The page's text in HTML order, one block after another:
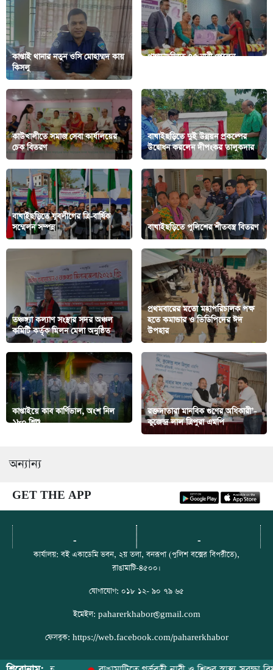
কাপ্তাই থানার নতুন ওসি মোহাম্মদ কায়
কিসলু
খাগড়াছড়িতে ৭৫ নারী পেলেন
কাউখালীতে সমাজ সেবা কার্যালয়ের
চেক বিতরণ
বাঘাইছড়িতে দুই উন্নয়ন প্রকল্পের
উদ্বোধন করলেন দীপংকর তালুকদার
বাঘাইছড়িতে যুবলীগের ত্রি-বার্ষিক
সম্মেলন সম্পন্ন
বাঘাইছড়িতে পুলিশের শীতবস্ত্র বিতরণ
তঞ্চঙ্গ্যা কল্যাণ সংস্থার সদর অঞ্চল
কমিটি কর্তৃক মিলন মেলা অনুষ্ঠিত
প্রথমবারের মতো মহাপরিচালক পক্ষ
হতে কমান্ডার ও ভিডিপিদের ঈদ
উপহার
কাপ্তাইয়ে কাব কার্ণিভাল, অংশ নিল
১৮০ শিশু
রক্তদাতারা মানবিক গুণের অধিকারী’-
কুজেন্দ্র লাল ত্রিপুরা এমপি
অন্যান্য
GET THE APP
- -
কার্যালয়: বই একাডেমি ভবন, ২য় তলা, বনরূপা (পুলিশ বক্সের বিপরীতে),
রাঙামাটি-৪৫০০।
যোগাযোগ: ০১৮ ১২- ৯০ ৭৯ ৬৫
ইমেইল: paharerkhabor@gmail.com
ফেসবুক: https://web.facebook.com/paharerkhabor